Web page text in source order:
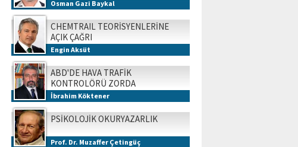
Osman Gazi Baykal
CHEMTRAIL TEORİSYENLERİNE
AÇIK ÇAĞRI
Engin Aksüt
ABD'DE HAVA TRAFİK
KONTROLÖRÜ ZORDA
İbrahim Köktener
PSİKOLOJİK OKURYAZARLIK
Prof. Dr. Muzaffer Çetingüç